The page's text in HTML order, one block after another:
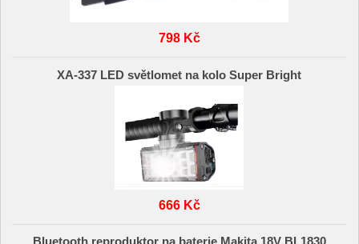
798 Kč
XA-337 LED světlomet na kolo Super Bright
666 Kč